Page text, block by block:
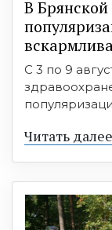
В
С 3 по 9
Читать далее